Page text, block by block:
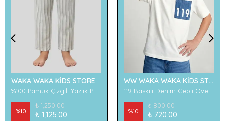
WAKA WAKA KİDS STORE
%10
₺ 1,250.00
₺ 1,125.00
WW WAKA WAKA KİDS STORE
%10
₺ 800.00
₺ 720.00